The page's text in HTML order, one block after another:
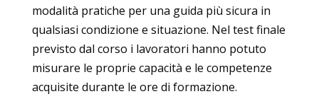
modalità pratiche per una guida più sicura in
qualsiasi condizione e situazione. Nel test finale
previsto dal corso i lavoratori hanno potuto
misurare le proprie capacità e le competenze
acquisite durante le ore di formazione.